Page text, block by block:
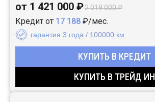
от 1 421 000 ₽2 018 000 ₽
Кредит от 17 188 ₽/мес.
гарантия 3 года / 100000 км
КУПИТЬ В КРЕДИТ
КУПИТЬ В ТРЕЙД ИН